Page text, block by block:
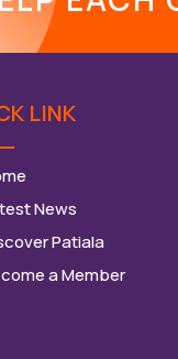
LINK
News
Patiala
a Member